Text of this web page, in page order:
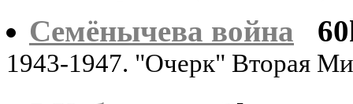
Семёнычева война
1943-1947. "Очерк" Вторая